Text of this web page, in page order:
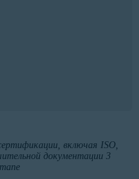
включая ISO,
документации 3